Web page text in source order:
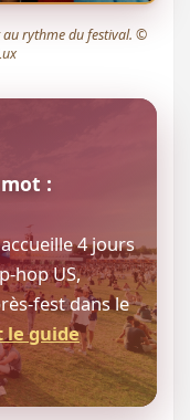
au rythme du festival. ©
:
4 jours
hop US,
fest dans le
le guide